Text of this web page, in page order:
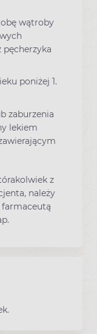
wątroby
pęcherzyka
poniżej 1.
zaburzenia
lekiem
z
należy